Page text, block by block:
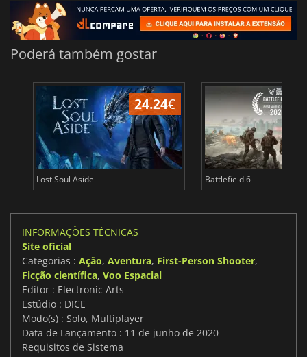
Poderá também gostar
24.24€
Lost Soul Aside Battlefield 6
INFORMAÇÕES TÉCNICAS
Site oficial
Categorias : Ação, Aventura, First-Person Shooter,
Ficção científica, Voo Espacial
Editor : Electronic Arts
Estúdio : DICE
Modo(s) : Solo, Multiplayer
Data de Lançamento : 11 de junho de 2020
Requisitos de Sistema